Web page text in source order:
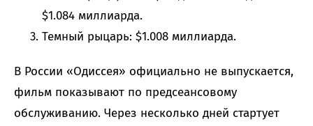
$1.084 миллиарда.
Темный рыцарь: $1.008 миллиарда.
В России «Одиссея» официально не выпускается,
фильм показывают по предсеансовому
обслуживанию. Через несколько дней стартует